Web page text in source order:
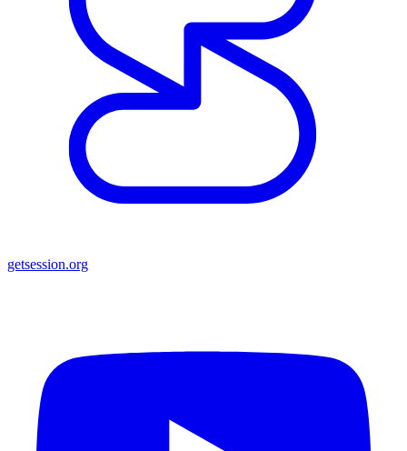
getsession.org